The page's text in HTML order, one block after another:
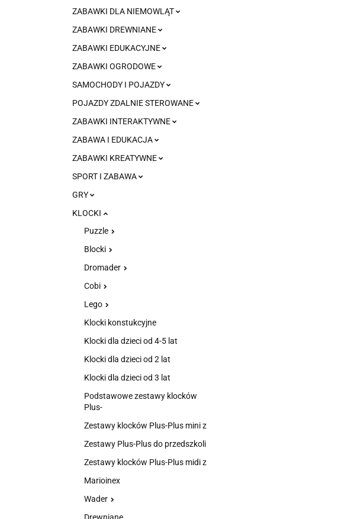
ZABAWKI DLA NIEMOWLĄT
ZABAWKI DREWNIANE
ZABAWKI EDUKACYJNE
ZABAWKI OGRODOWE
SAMOCHODY I POJAZDY
POJAZDY ZDALNIE STEROWANE
ZABAWKI INTERAKTYWNE
ZABAWA I EDUKACJA
ZABAWKI KREATYWNE
SPORT I ZABAWA
GRY
KLOCKI
Puzzle
Blocki
Dromader
Cobi
Lego
Klocki konstukcyjne
Klocki dla dzieci od 4-5 lat
Klocki dla dzieci od 2 lat
Klocki dla dzieci od 3 lat
Podstawowe zestawy klocków
Plus-
Zestawy klocków Plus-Plus mini z
Zestawy Plus-Plus do przedszkoli
Zestawy klocków Plus-Plus midi z
Marioinex
Wader
Drewniane